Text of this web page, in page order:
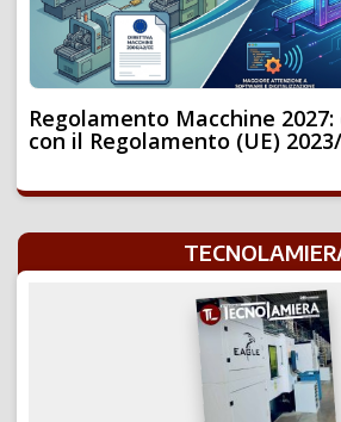
Regolamento Macchine
con il Regolamento (UE)